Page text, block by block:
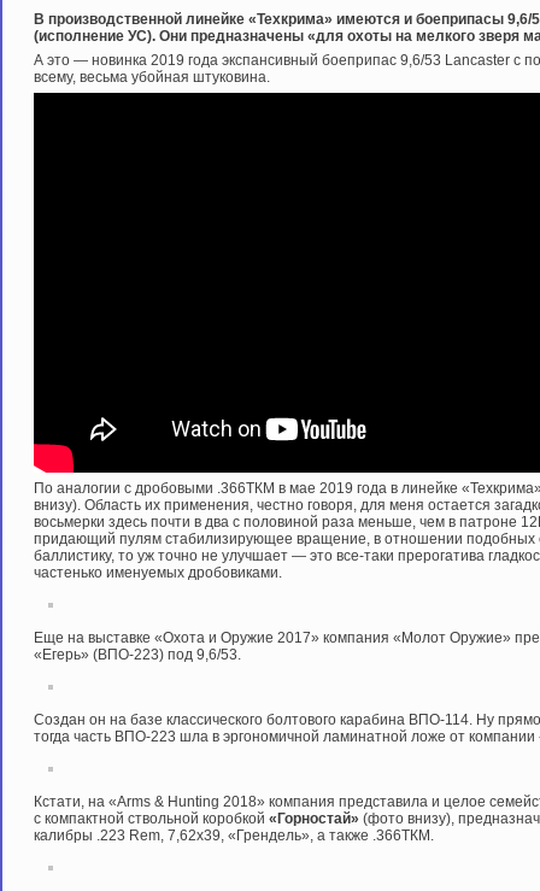
В производственной линейке «Техкрима» имеются и боеприпасы
(исполнение УС). Они предназначены «для охоты на мелкого зверя
А это — новинка 2019 года экспансивный боеприпас 9,6/53 Lancaster с
всему, весьма убойная штуковина.
По аналогии с дробовыми .366ТКМ в мае 2019 года в линейке
внизу). Область их применения, честно говоря, для меня остается
восьмерки здесь почти в два с половиной раза меньше, чем в патроне
придающий пулям стабилизирующее вращение, в отношении подобных
баллистику, то уж точно не улучшает — это все-таки прерогатива
частенько именуемых дробовиками.
Еще на выставке «Охота и Оружие 2017» компания «Молот Оружие»
«Егерь» (ВПО-223) под 9,6/53.
Создан он на базе классического болтового карабина ВПО-114. Ну
тогда часть ВПО-223 шла в эргономичной ламинатной ложе от компании
Кстати, на «Arms & Hunting 2018» компания представила и целое
с компактной ствольной коробкой «Горностай» (фото внизу),
калибры .223 Rem, 7,62х39, «Грендель», а также .366ТКМ.